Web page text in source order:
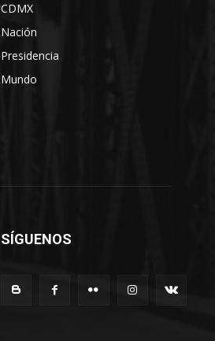
CDMX
Nación
Presidencia
Mundo
SÍGUENOS